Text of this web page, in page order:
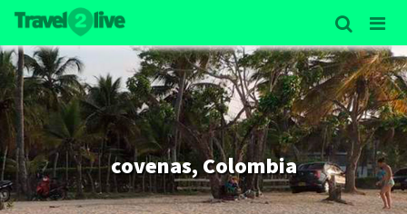
covenas, Colombia